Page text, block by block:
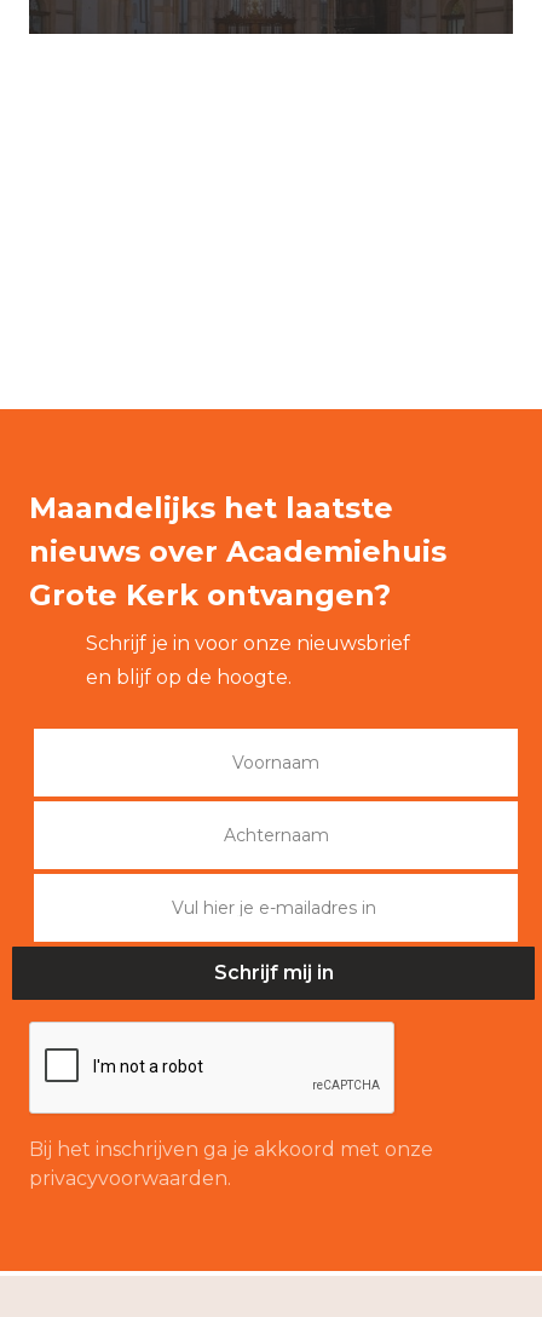
Maandelijks het laatste
nieuws over Academiehuis
Grote Kerk ontvangen?
Schrijf je in voor onze nieuwsbrief
en blijf op de hoogte.
Bij het inschrijven ga je akkoord met onze
privacyvoorwaarden.